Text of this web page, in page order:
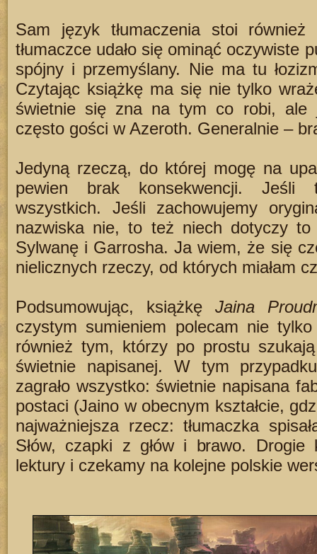
Sam język tłumaczenia stoi
tłumaczce udało się ominąć oczywiste
spójny i przemyślany. Nie ma tu
Czytając książkę ma się nie tylko
świetnie się zna na tym co robi, ale
często gości w Azeroth. Generalnie –
Jedyną rzeczą, do której mogę na
pewien brak konsekwencji. Jeśli
wszystkich. Jeśli zachowujemy
nazwiska nie, to też niech dotyczy
Sylwanę i Garrosha. Ja wiem, że się
nielicznych rzeczy, od których miałam
Podsumowując, książkę Jaina
czystym sumieniem polecam nie
również tym, którzy po prostu
świetnie napisanej. W tym
zagrało wszystko: świetnie napisana
postaci (Jaino w obecnym kształcie,
najważniejsza rzecz: tłumaczka
Słów, czapki z głów i brawo. Drogie
lektury i czekamy na kolejne polskie